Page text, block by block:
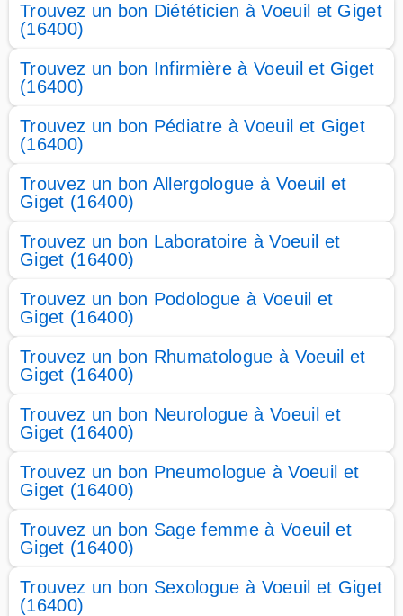
Trouvez un bon Diététicien à Voeuil et Giget
(16400)
Trouvez un bon Infirmière à Voeuil et Giget
(16400)
Trouvez un bon Pédiatre à Voeuil et Giget
(16400)
Trouvez un bon Allergologue à Voeuil et
Giget (16400)
Trouvez un bon Laboratoire à Voeuil et
Giget (16400)
Trouvez un bon Podologue à Voeuil et
Giget (16400)
Trouvez un bon Rhumatologue à Voeuil et
Giget (16400)
Trouvez un bon Neurologue à Voeuil et
Giget (16400)
Trouvez un bon Pneumologue à Voeuil et
Giget (16400)
Trouvez un bon Sage femme à Voeuil et
Giget (16400)
Trouvez un bon Sexologue à Voeuil et Giget
(16400)